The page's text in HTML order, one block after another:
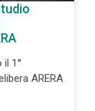
1°
ARERA